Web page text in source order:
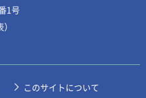
1号
このサイトについて